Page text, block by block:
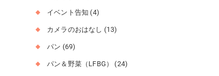
イベント告知 (4)
カメラのおはなし (13)
パン (69)
パン＆野菜（LFBG） (24)